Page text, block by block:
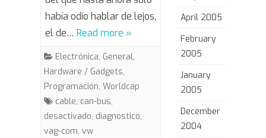
COM
había odio hablar de lejos,
el de… Read more »
Electrónica, General,
Hardware / Gadgets,
Programación, Worldcap
cable, can-bus,
desactivado, diagnostico,
vag-com, vw
April 2005
February
2005
January
2005
December
2004